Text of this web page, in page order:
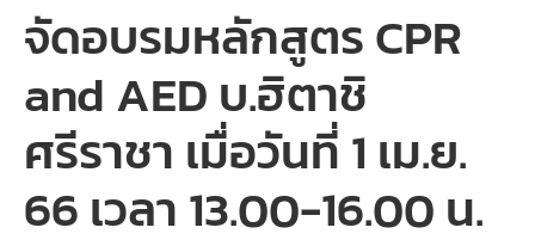
จัดอบรมหลักสูตร CPR
and AED บ.ฮิตาชิ
ศรีราชา เมื่อวันที่ 1 เม.ย.
66 เวลา 13.00-16.00 น.